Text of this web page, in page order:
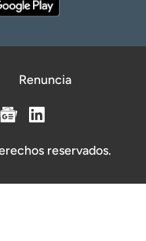
Renuncia
reservados.